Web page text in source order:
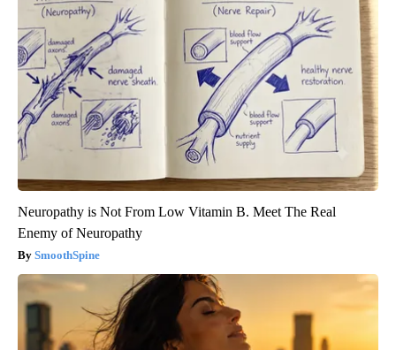
Neuropathy is Not From Low Vitamin B. Meet The Real
Enemy of Neuropathy
SmoothSpine